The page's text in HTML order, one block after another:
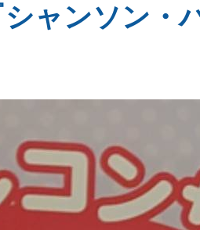
ャンソン・